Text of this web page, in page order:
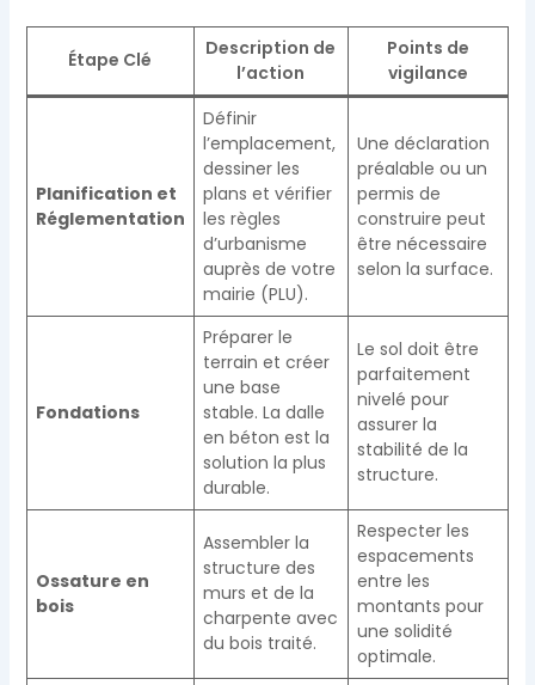
Étape Clé
Description de
l’action
Points de
vigilance
Planification et
Réglementation
Définir
l’emplacement,
dessiner les
plans et vérifier
les règles
d’urbanisme
auprès de votre
mairie (PLU).
Une déclaration
préalable ou un
permis de
construire peut
être nécessaire
selon la surface.
Fondations
Préparer le
terrain et créer
une base
stable. La dalle
en béton est la
solution la plus
durable.
Le sol doit être
parfaitement
nivelé pour
assurer la
stabilité de la
structure.
Ossature en
bois
Assembler la
structure des
murs et de la
charpente avec
du bois traité.
Respecter les
espacements
entre les
montants pour
une solidité
optimale.